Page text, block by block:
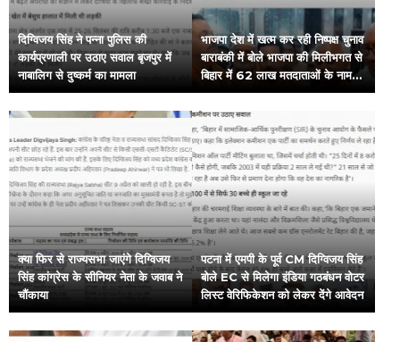
दिग्विजय सिंह ने पन्ना पुलिस की
कार्यप्रणाली पर उठाए सवाल बृजपुर में
नाबालिग से दुष्कर्म का मामला
भाजपा देश में खत्म कर रही निष्पक्ष चुनाव
बाराबंकी में बोले भाजपा की मिलीभगत से
बिहार में 62 लाख मतदाताओं के नाम
गायब आयोग मूकदर्शक
क्या फिर से राज्यसभा जाएंगे दिग्विजय
सिंह कांग्रेस के सीनियर नेता के जवाब ने
चौंकाया
पटना में एमपी के पूर्व CM दिग्विजय सिंह
बोले EC से मिलेगा इंडिया गठबंधन वोटर
लिस्ट वेरिफिकेशन को लेकर देंगे आवेदन